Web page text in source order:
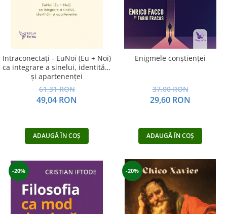
Intraconectaţi - EuNoi (Eu + Noi)
ca integrare a sinelui, identităţii
şi apartenenţei
61,31 RON
49,04 RON
ADAUGĂ ÎN COȘ
Enigmele conştienţei
37,00 RON
29,60 RON
ADAUGĂ ÎN COȘ
-20% -20%